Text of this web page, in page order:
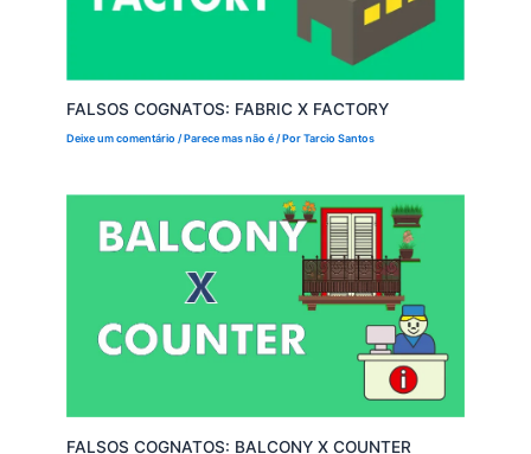
FALSOS COGNATOS: FABRIC X FACTORY
Deixe um comentário /Parece mas não é/ PorTarcio Santos
FALSOS COGNATOS: BALCONY X COUNTER